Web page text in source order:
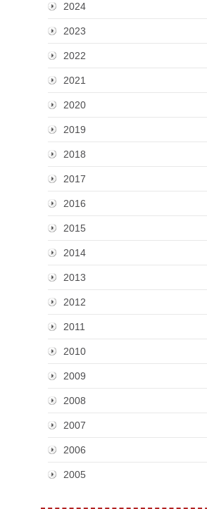
2024
2023
2022
2021
2020
2019
2018
2017
2016
2015
2014
2013
2012
2011
2010
2009
2008
2007
2006
2005